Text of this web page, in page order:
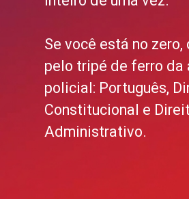
Se você está no zero,
pelo tripé de ferro da
policial: Português,
Constitucional e
Administrativo.